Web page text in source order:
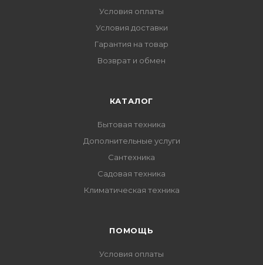
Условия оплаты
Условия доставки
Гарантия на товар
Возврат и обмен
КАТАЛОГ
Бытовая техника
Дополнительные услуги
Сантехника
Садовая техника
Климатическая техника
ПОМОЩЬ
Условия оплаты